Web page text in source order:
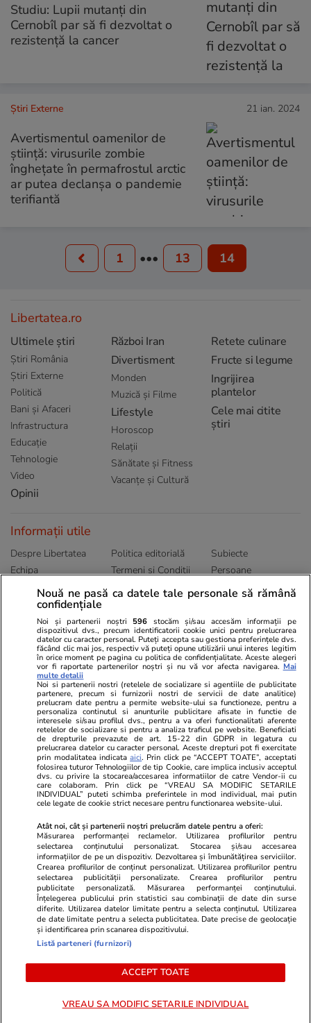
Studiu: Lupii mutanți din
Cernobîl par să fi dezvoltat o
rezistență la cancer
Știri Externe 21 ian. 2024
Avertismentul oamenilor de
ştiinţă: virusurile zombie
îngheţate în permafrostul arctic
ar putea declanşa o pandemie
terifiantă
1 ••• 13 14
Libertatea.ro
Ultimele știri
Știri România
Știri Externe
Politică
Bani și Afaceri
Infrastructura
Educație
Tehnologie
Video
Opinii
Război Iran
Divertisment
Monden
Muzică și Filme
Lifestyle
Horoscop
Relații
Sănătate și Fitness
Vacanțe și Cultură
Retete culinare
Fructe si legume
Ingrijirea
plantelor
Cele mai citite
știri
Informații utile
Despre Libertatea
Echipa
Publicitate
Politica de
Politica editorială
Termeni și Conditii
Abonamente
Subiecte
Persoane
Sitemap
Ringier România
Libertatea pentru
Unica.ro
Program TV
Avantaje
ELLE
Gazeta Sporturilor
Stiri mondene
Calculator sarcina
Ajută Copiii
Locuri de muncă
Imobiliare.ro
Jobradar24
Imoradar24
Colecții Libertatea
Pariază responsabil! Decizia ONJN nr. 821/25.09.2025.
Jocurile de noroc sunt interzise minorilor.
© 2026 Ringier Romania. Toate drepturile rezervate
Actualizare preferințe cookies
Nouă ne pasă ca datele tale personale să rămână
confidențiale
Noi și partenerii noștri 596 stocăm și/sau accesăm informații pe
dispozitivul dvs., precum identificatorii cookie unici pentru prelucrarea
datelor cu caracter personal. Puteți accepta sau gestiona preferințele dvs.
făcând clic mai jos, respectiv vă puteți opune utilizării unui interes legitim
în orice moment pe pagina cu politica de confidențialitate. Aceste alegeri
vor fi raportate partenerilor noștri și nu vă vor afecta navigarea. Mai
multe detalii
Noi si partenerii nostri (retelele de socializare si agentiile de publicitate
partenere, precum si furnizorii nostri de servicii de date analitice)
prelucram date pentru a permite website-ului sa functioneze, pentru a
personaliza continutul si anunturile publicitare afisate in functie de
interesele si/sau profilul dvs., pentru a va oferi functionalitati aferente
retelelor de socializare si pentru a analiza traficul pe website. Beneficiati
de drepturile prevazute de art. 15-22 din GDPR in legatura cu
prelucrarea datelor cu caracter personal. Aceste drepturi pot fi exercitate
prin modalitatea indicataaici. Prin click pe “ACCEPT TOATE”, acceptati
folosirea tuturor Tehnologiilor de tip Cookie, care implica inclusiv acceptul
dvs. cu privire la stocarea/accesarea informatiilor de catre Vendor-ii cu
care colaboram. Prin click pe “VREAU SA MODIFIC SETARILE
INDIVIDUAL” puteti schimba preferintele in mod individual, mai putin
cele legate de cookie strict necesare pentru functionarea website-ului.
Atât noi, cât și partenerii noștri prelucrăm datele pentru a oferi:
Măsurarea performanței reclamelor. Utilizarea profilurilor pentru
selectarea conținutului personalizat. Stocarea și/sau accesarea
informațiilor de pe un dispozitiv. Dezvoltarea și îmbunătățirea serviciilor.
Crearea profilurilor de conținut personalizat. Utilizarea profilurilor pentru
selectarea publicității personalizate. Crearea profilurilor pentru
publicitate personalizată. Măsurarea performanței conținutului.
Înțelegerea publicului prin statistici sau combinații de date din surse
diferite. Utilizarea datelor limitate pentru a selecta conținutul. Utilizarea
de date limitate pentru a selecta publicitatea. Date precise de geolocație
și identificarea prin scanarea dispozitivului.
Listă parteneri (furnizori)
ACCEPT TOATE
VREAU SA MODIFIC SETARILE INDIVIDUAL